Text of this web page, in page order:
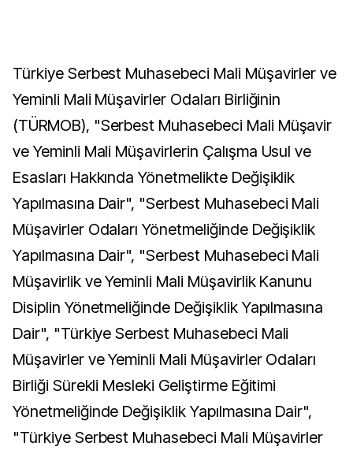
Türkiye Serbest Muhasebeci Mali Müşavirler ve
Yeminli Mali Müşavirler Odaları Birliğinin
(TÜRMOB), "Serbest Muhasebeci Mali Müşavir
ve Yeminli Mali Müşavirlerin Çalışma Usul ve
Esasları Hakkında Yönetmelikte Değişiklik
Yapılmasına Dair", "Serbest Muhasebeci Mali
Müşavirler Odaları Yönetmeliğinde Değişiklik
Yapılmasına Dair", "Serbest Muhasebeci Mali
Müşavirlik ve Yeminli Mali Müşavirlik Kanunu
Disiplin Yönetmeliğinde Değişiklik Yapılmasına
Dair", "Türkiye Serbest Muhasebeci Mali
Müşavirler ve Yeminli Mali Müşavirler Odaları
Birliği Sürekli Mesleki Geliştirme Eğitimi
Yönetmeliğinde Değişiklik Yapılmasına Dair",
"Türkiye Serbest Muhasebeci Mali Müşavirler